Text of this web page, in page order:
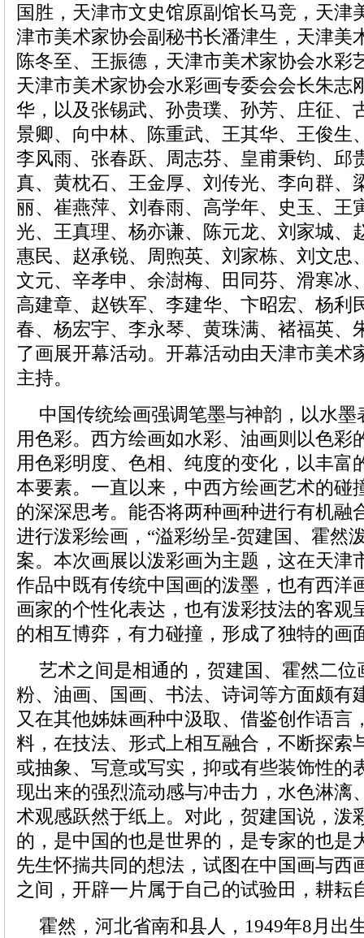
国胜，天津市文史馆原副馆长马竞，天津
津市美术家协会副秘书长潘津生，天津美
陈冬至、王振德，天津市美术家协会水彩
天津市美术家协会水彩画专委会会长朱志
华，以及张锡武、孙贵璞、孙芳、庄征、
景卿、向中林、陈重武、王其华、王俊生
李风雨、张春跃、周志芬、皇甫秉钧、邱
真、黄枕石、王金厚、刘传光、李向群、
丽、崔燕萍、刘春雨、高学年、史玉、王
光、王真理、杨亦谦、陈元龙、刘家城、
惠民、赵承锐、周煦英、刘家栋、刘文忠
文元、辛孝申、余澍梅、田同芬、滑寒冰
高建章、赵铁军、李建华、卞昭宏、杨利
春、杨宏宇、李永琴、黄珠满、褚福英、
了画展开幕活动。开幕活动由天津市美术
主持。
中国传统绘画强调笔墨与神韵，以水
用色彩。西方绘画如水彩、油画则以色彩
用色彩明度、色相、纯度的变化，以丰富
本要素。一直以来，中西方绘画艺术的碰
的深深思考。能否将两种画种进行有机融
进行泼彩绘画，“溢彩纷呈-贺建国、霍然
案。本次画展以泼彩画为主题，这在天津
作品中既有传统中国画的泼墨，也有西洋
画家的个性化表达，也有泼彩技法的客观
的相互博弈，有力碰撞，形成了独特的画
艺术之间是相通的，贺建国、霍然二
粉、油画、国画、书法、诗词等方面颇有
又在其他姊妹画种中汲取、借鉴创作语言
料，在技法、形式上相互融合，不断探索
或抽象、写意或写实，抑或有些装饰性的
现出来的强烈流动感与冲击力，水色淋漓
术观感跃然于纸上。对此，贺建国说，泼
的，是中国的也是世界的，是专家的也是
先生怀揣共同的想法，试图在中国画与西
之间，开辟一片属于自己的试验田，耕耘
霍然，河北省南和县人，1949年8月出